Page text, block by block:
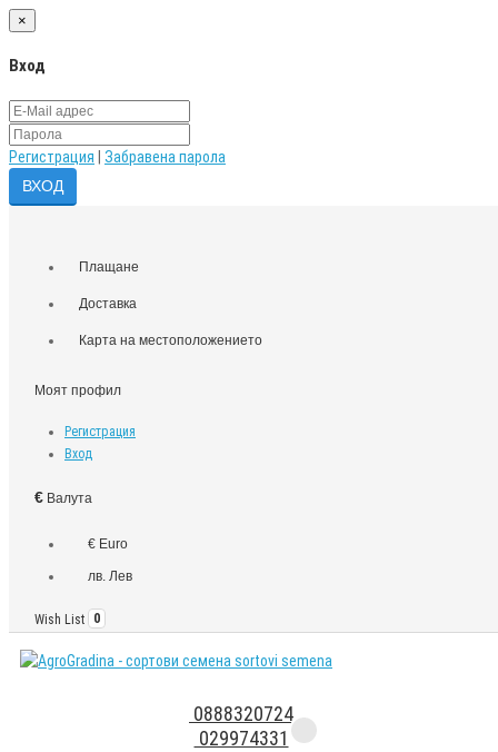
×
Вход
Регистрация Забравена парола
Плащане
Доставка
Карта на местоположението
Моят профил
Регистрация
Вход
€ Валута
€ Euro
лв. Лев
Wish List 0
0888320724
029974331